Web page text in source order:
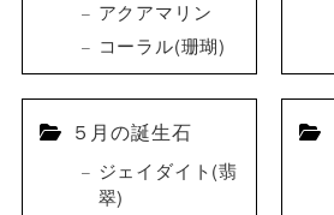
アクアマリン
コーラル(珊瑚)
５月の誕生石
ジェイダイト(翡
翠)